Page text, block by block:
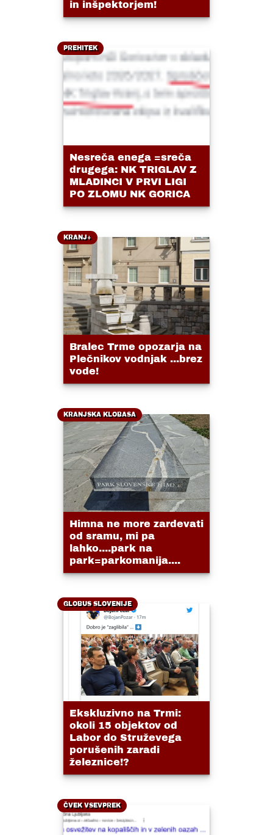
in inšpektorjem!
PREHITEK
Nesreča enega =sreča
drugega: NK TRIGLAV Z
MLADINCI V PRVI LIGI
PO ZLOMU NK GORICA
KRANJ+
Bralec Trme opozarja na
Plečnikov vodnjak ...brez
vode!
KRANJSKA KLOBASA
Himna ne more zardevati
od sramu, mi pa
lahko....park na
park=parkomanija....
GLOBUS SLOVENIJE
Ekskluzivno na Trmi:
okoli 15 objektov od
Labor do Struževega
porušenih zaradi
železnice!?
ČVEK VSEVPREK